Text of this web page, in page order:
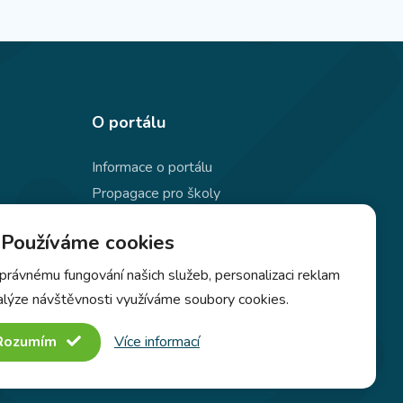
O portálu
Informace o portálu
Propagace pro školy
Používání souborů cookie
Kontakty
cookies
fungování našich služeb, personalizaci reklam
návštěvnosti využíváme soubory cookies.
Více informací